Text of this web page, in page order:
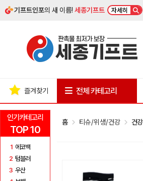
기프트인포의 새 이름!세종기프트 자세히
인기카테고리
TOP 10
1 에코백
2 텀블러
3 우산
즐겨찾기 전체 카테고리
홈 티슈/위생/건강 건